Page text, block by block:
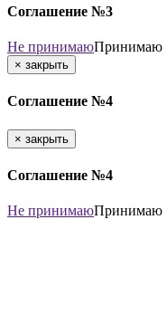
Соглашение №3
Не принимаюПринимаю
× закрыть
Соглашение №4
× закрыть
Соглашение №4
Не принимаюПринимаю